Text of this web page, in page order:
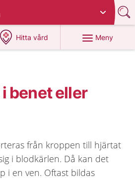
Hitta vård
på 1177.se
Meny
benet eller
från kroppen till hjärtat
i blodkärlen. Då kan det
i en ven. Oftast bildas